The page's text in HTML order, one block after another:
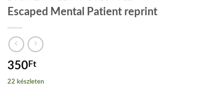
Escaped Mental Patient reprint
350Ft
22 készleten